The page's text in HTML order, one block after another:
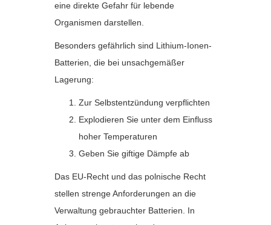
eine direkte Gefahr für lebende
Organismen darstellen.
Besonders gefährlich sind Lithium-Ionen-
Batterien, die bei unsachgemäßer
Lagerung:
Zur Selbstentzündung verpflichten
Explodieren Sie unter dem Einfluss
hoher Temperaturen
Geben Sie giftige Dämpfe ab
Das EU-Recht und das polnische Recht
stellen strenge Anforderungen an die
Verwaltung gebrauchter Batterien. In